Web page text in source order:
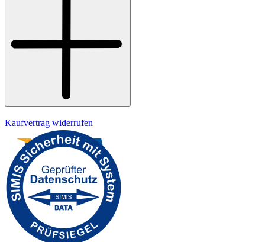
Kaufvertrag widerrufen